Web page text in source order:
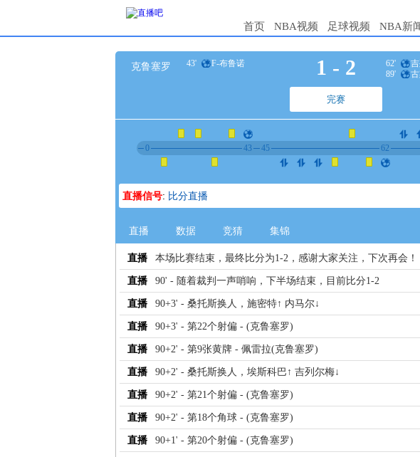
首页 NBA视频 足球视频 NBA新
克鲁塞罗 43' F-布鲁诺 1 - 2
完赛
62'
89'
0 43 45 62
直播信号: 比分直播
直播 数据 竞猜 集锦
直播 本场比赛结束，最终比分为1-2，感谢大家关注，下次再会！
直播 90' - 随着裁判一声哨响，下半场结束，目前比分1-2
直播 90+3' - 桑托斯换人，施密特↑ 内马尔↓
直播 90+3' - 第22个射偏 - (克鲁塞罗)
直播 90+2' - 第9张黄牌 - 佩雷拉(克鲁塞罗)
直播 90+2' - 桑托斯换人，埃斯科巴↑ 吉列尔梅↓
直播 90+2' - 第21个射偏 - (克鲁塞罗)
直播 90+2' - 第18个角球 - (克鲁塞罗)
直播 90+1' - 第20个射偏 - (克鲁塞罗)